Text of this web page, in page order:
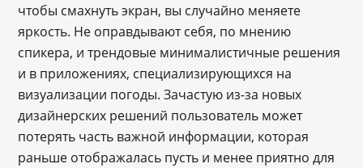
чтобы смахнуть экран, вы случайно меняете
яркость. Не оправдывают себя, по мнению
спикера, и трендовые минималистичные решения
и в приложениях, специализирующихся на
визуализации погоды. Зачастую из-за новых
дизайнерских решений пользователь может
потерять часть важной информации, которая
раньше отображалась пусть и менее приятно для